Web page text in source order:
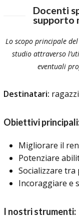
Docenti
supporto
Lo scopo principale
studio attraverso
eventuali
Destinatari:
Obiettivi
Migliorare il
Potenziare
Socializzare tra
Incoraggiare e
I nostri strumenti: